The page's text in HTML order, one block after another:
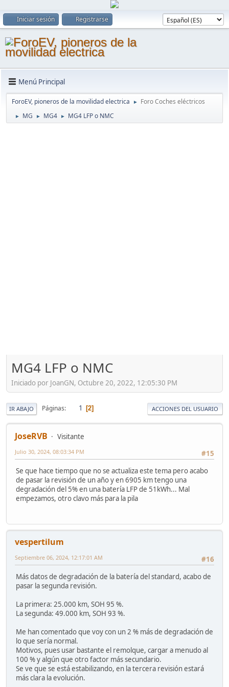
Iniciar sesión Registrarse
Menú Principal
ForoEV, pioneros de la movilidad electrica ► Foro Coches eléctricos
► MG ► MG4 ► MG4 LFP o NMC
MG4 LFP o NMC
Iniciado por JoanGN, Octubre 20, 2022, 12:05:30 PM
IR ABAJO Páginas 1 2 ACCIONES DEL USUARIO
JoseRVB
Visitante
#15
Julio 30, 2024, 08:03:34 PM
Se que hace tiempo que no se actualiza este tema pero acabo
de pasar la revisión de un año y en 6905 km tengo una
degradación del 5% en una batería LFP de 51kWh... Mal
empezamos, otro clavo más para la pila
vespertilum
#16
Septiembre 06, 2024, 12:17:01 AM
Más datos de degradación de la batería del standard, acabo de
pasar la segunda revisión.
La primera: 25.000 km, SOH 95 %.
La segunda: 49.000 km, SOH 93 %.
Me han comentado que voy con un 2 % más de degradación de
lo que sería normal.
Motivos, pues usar bastante el remolque, cargar a menudo al
100 % y algún que otro factor más secundario.
Se ve que se está estabilizando, en la tercera revisión estará
más clara la evolución.